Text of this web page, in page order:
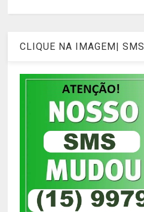
CLIQUE NA IMAGEM| SMS